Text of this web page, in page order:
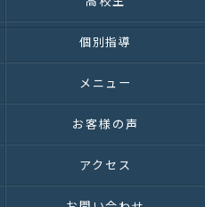
個別指導
メニュー
お客様の声
アクセス